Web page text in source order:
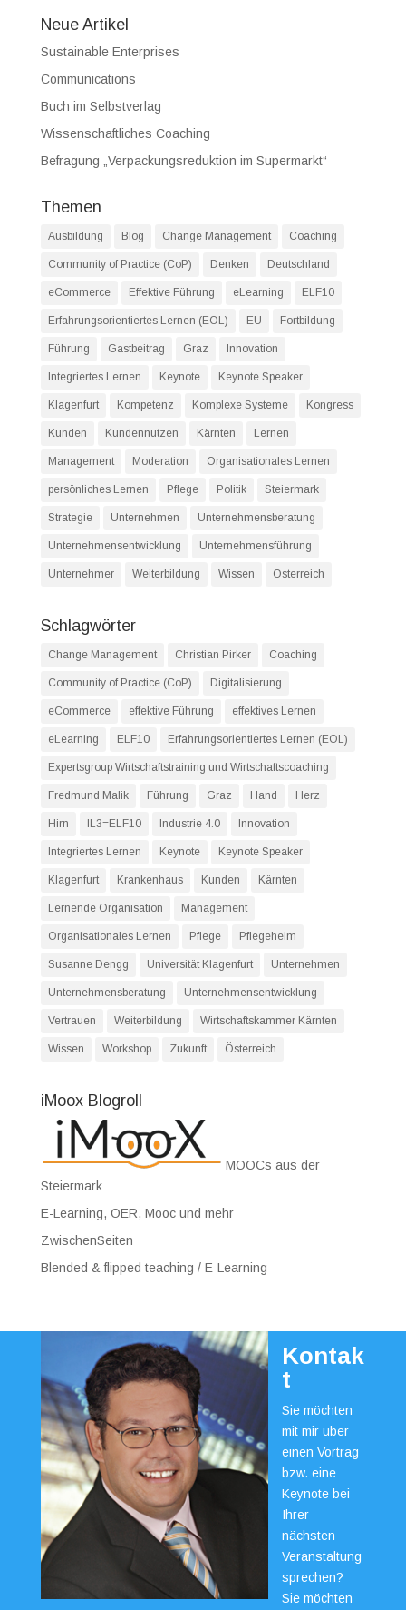
Neue Artikel
Sustainable Enterprises
Communications
Buch im Selbstverlag
Wissenschaftliches Coaching
Befragung „Verpackungsreduktion im Supermarkt“
Themen
Ausbildung Blog Change Management Coaching
Community of Practice (CoP) Denken Deutschland
eCommerce Effektive Führung eLearning ELF10
Erfahrungsorientiertes Lernen (EOL) EU Fortbildung
Führung Gastbeitrag Graz Innovation
Integriertes Lernen Keynote Keynote Speaker
Klagenfurt Kompetenz Komplexe Systeme Kongress
Kunden Kundennutzen Kärnten Lernen
Management Moderation Organisationales Lernen
persönliches Lernen Pflege Politik Steiermark
Strategie Unternehmen Unternehmensberatung
Unternehmensentwicklung Unternehmensführung
Unternehmer Weiterbildung Wissen Österreich
Schlagwörter
Change Management Christian Pirker Coaching
Community of Practice (CoP) Digitalisierung
eCommerce effektive Führung effektives Lernen
eLearning ELF10 Erfahrungsorientiertes Lernen (EOL)
Expertsgroup Wirtschaftstraining und Wirtschaftscoaching
Fredmund Malik Führung Graz Hand Herz
Hirn IL3=ELF10 Industrie 4.0 Innovation
Integriertes Lernen Keynote Keynote Speaker
Klagenfurt Krankenhaus Kunden Kärnten
Lernende Organisation Management
Organisationales Lernen Pflege Pflegeheim
Susanne Dengg Universität Klagenfurt Unternehmen
Unternehmensberatung Unternehmensentwicklung
Vertrauen Weiterbildung Wirtschaftskammer Kärnten
Wissen Workshop Zukunft Österreich
iMoox Blogroll
MOOCs aus der
Steiermark
E-Learning, OER, Mooc und mehr
ZwischenSeiten
Blended & flipped teaching / E-Learning
Kontak
t
Sie möchten
mit mir über
einen Vortrag
bzw. eine
Keynote bei
Ihrer
nächsten
Veranstaltung
sprechen?
Sie möchten